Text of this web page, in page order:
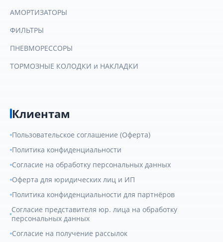
АМОРТИЗАТОРЫ
ФИЛЬТРЫ
ПНЕВМОРЕССОРЫ
ТОРМОЗНЫЕ КОЛОДКИ и НАКЛАДКИ
Клиентам
Пользовательское соглашение (Оферта)
Политика конфиденциальности
Согласие на обработку персональных данных
Оферта для юридических лиц и ИП
Политика конфиденциальности для партнёров
Согласие представителя юр. лица на обработку
персональных данных
Согласие на получение рассылок